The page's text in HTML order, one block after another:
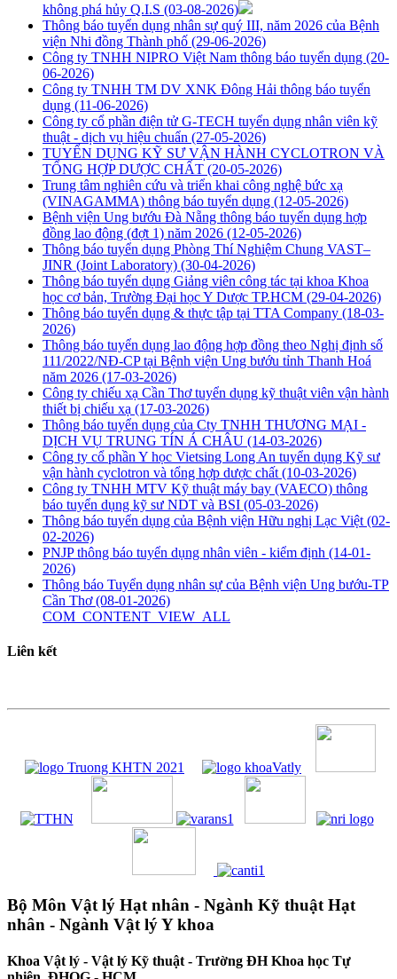
không phá hủy Q.I.S (03-08-2026)
Thông báo tuyển dụng nhân sự quý III, năm 2026 của Bệnh
viện Nhi đồng Thành phố (29-06-2026)
Công ty TNHH NIPRO Việt Nam thông báo tuyển dụng (20-
06-2026)
Công ty TNHH TM DV XNK Đông Hải thông báo tuyển
dụng (11-06-2026)
Công ty cổ phần điện tử G-TECH tuyển dụng nhân viên kỹ
thuật - dịch vụ hiệu chuẩn (27-05-2026)
TUYỂN DỤNG KỸ SƯ VẬN HÀNH CYCLOTRON VÀ
TỔNG HỢP DƯỢC CHẤT (20-05-2026)
Trung tâm nghiên cứu và triển khai công nghệ bức xạ
(VINAGAMMA) thông báo tuyển dụng (12-05-2026)
Bệnh viện Ung bướu Đà Nẵng thông báo tuyển dụng hợp
đồng lao động (đợt 1) năm 2026 (12-05-2026)
Thông báo tuyển dụng Phòng Thí Nghiệm Chung VAST–
JINR (Joint Laboratory) (30-04-2026)
Thông báo tuyển dụng Giảng viên công tác tại khoa Khoa
học cơ bản, Trường Đại học Y Dược TP.HCM (29-04-2026)
Thông báo tuyển dụng & thực tập tại TTA Company (18-03-
2026)
Thông báo tuyển dụng lao động hợp đồng theo Nghị định số
111/2022/NĐ-CP tại Bệnh viện Ung bướu tỉnh Thanh Hoá
năm 2026 (17-03-2026)
Công ty chiếu xạ Cần Thơ tuyển dụng kỹ thuật viên vận hành
thiết bị chiếu xạ (17-03-2026)
Thông báo tuyển dụng của Cty TNHH THƯƠNG MẠI -
DỊCH VỤ TRUNG TÍN Á CHÂU (14-03-2026)
Công ty cổ phần Y học Vietsing Long An tuyển dụng Kỹ sư
vận hành cyclotron và tổng hợp dược chất (10-03-2026)
Công ty TNHH MTV Kỹ thuật máy bay (VAECO) thông
báo tuyển dụng kỹ sư NDT và BSI (05-03-2026)
Thông báo tuyển dụng của Bệnh viện Hữu nghị Lạc Việt (02-
02-2026)
PNJP thông báo tuyển dụng nhân viên - kiểm định (14-01-
2026)
Thông báo Tuyển dụng nhân sự của Bệnh viện Ung bướu-TP
Cần Thơ(08-01-2026)
COM_CONTENT_VIEW_ALL
Liên kết
Bộ Môn Vật lý Hạt nhân - Ngành Kỹ thuật Hạt
nhân - Ngành Vật lý Y khoa
Khoa Vật lý - Vật lý Kỹ thuật - Trường ĐH Khoa học Tự